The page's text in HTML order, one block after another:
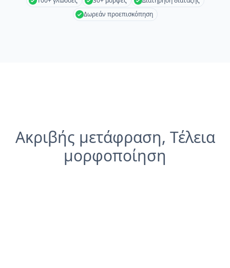
Δωρεάν προεπισκόπηση
Ακριβής μετάφραση, Τέλεια
μορφοποίηση